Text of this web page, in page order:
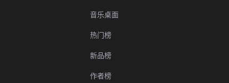
音乐桌面
热门榜
新品榜
作者榜